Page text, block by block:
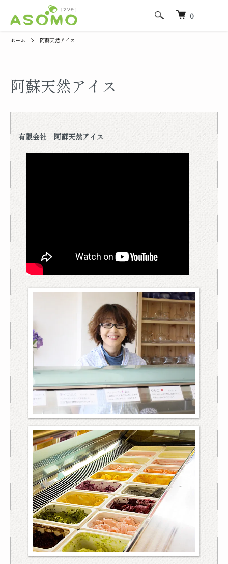
0
ホーム 阿蘇天然アイス
阿蘇天然アイス
有限会社 阿蘇天然アイス